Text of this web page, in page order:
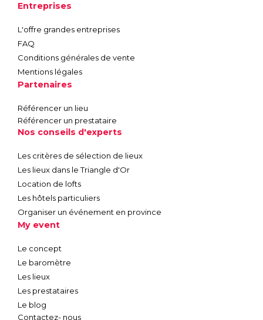
Entreprises
L'offre grandes entreprises
FAQ
Conditions générales de vente
Mentions légales
Partenaires
Référencer un lieu
Référencer un prestataire
Nos conseils d'experts
Les critères de sélection de lieux
Les lieux dans le Triangle d'Or
Location de lofts
Les hôtels particuliers
Organiser un événement en province
My event
Le concept
Le baromètre
Les lieux
Les prestataires
Le blog
Contactez- nous